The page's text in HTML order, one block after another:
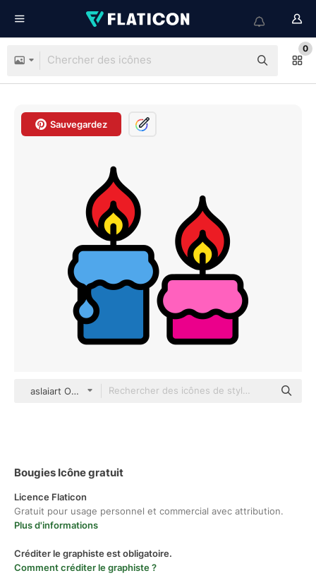
0
Sauvegardez
aslaiart Outline Color
Bougies Icône gratuit
Licence Flaticon
Gratuit pour usage personnel et commercial avec attribution.
Plus d'informations
Créditer le graphiste est obligatoire.
Comment créditer le graphiste ?